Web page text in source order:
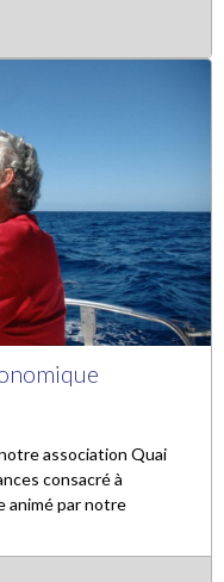
association Quai
consacré à
animé par notre